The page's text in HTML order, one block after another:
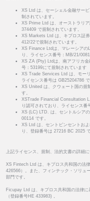
XS Ltd は、セーシェル金融サー
制されています。
XS Prime Ltd は、オーストラリ
374409 で規制されています。
XS Markets Ltd は、キプロス証
412/22で規制されています。
XS Finance Ltdは、マレーシア
り、ライセンス番号：MB/21/
XS ZA (Pty) Ltdは、南アフリカ
号：53199にて規制されています
XS Trade Services Ltd は、モー
ライセンス番号は GB25204786 で
XS United は、クウェート国の規
す。
XSTrade Financial Consultation
り認可されており、ライセンス番
XS (LC) LTD. は、セントルシア
00114 です。
XS Ltd は、セントビンセントお
り、登録番号は 27216 BC 2025 で
上記ライセンス、規制、法的文書の詳細
XS Fintech Ltd は、キプロス共和国の法
426566）。また、フィンテック・ソリュ
部門です。
Ficupay Ltd は、キプロス共和国の法律に
（登録番号HE 433983) 。